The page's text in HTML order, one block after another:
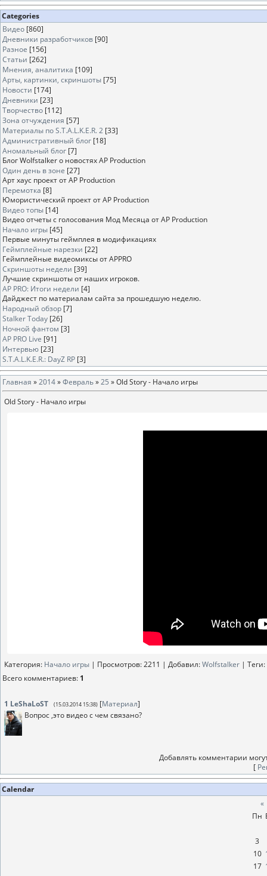
Categories
Видео [860]
Дневники разработчиков [90]
Разное [156]
Статьи [262]
Мнения, аналитика [109]
Арты, картинки, скриншоты [75]
Новости [174]
Дневники [23]
Творчество [112]
Зона отчуждения [57]
Материалы по S.T.A.L.K.E.R. 2 [33]
Административный блог [18]
Аномальный блог [7]
Блог Wolfstalker о новостях AP Production
Один день в зоне [27]
Арт хаус проект от AP Production
Перемотка [8]
Юмористический проект от AP Production
Видео топы [14]
Видео отчеты с голосования Мод Месяца от AP Production
Начало игры [45]
Первые минуты геймплея в модификациях
Геймплейные нарезки [22]
Геймплейные видеомиксы от APPRO
Скриншоты недели [39]
Лучшие скриншоты от наших игроков.
AP PRO: Итоги недели [4]
Дайджест по материалам сайта за прошедшую неделю.
Народный обзор [7]
Stalker Today [26]
Ночной фантом [3]
AP PRO Live [91]
Интервью [23]
S.T.A.L.K.E.R.: DayZ RP [3]
Главная »2014»Февраль»25 » Old Story - Начало игры
Old Story - Начало игры
Категория: Начало игры | Просмотров: 2211 | Добавил:Wolfstalker | Теги:
Всего комментариев: 1
1 LeShaLoST (15.03.2014 15:38) [Материал]
Вопрос ,это видео с чем связано?
Добавлять комментарии
[
Calendar
«
Пн
3
10
17